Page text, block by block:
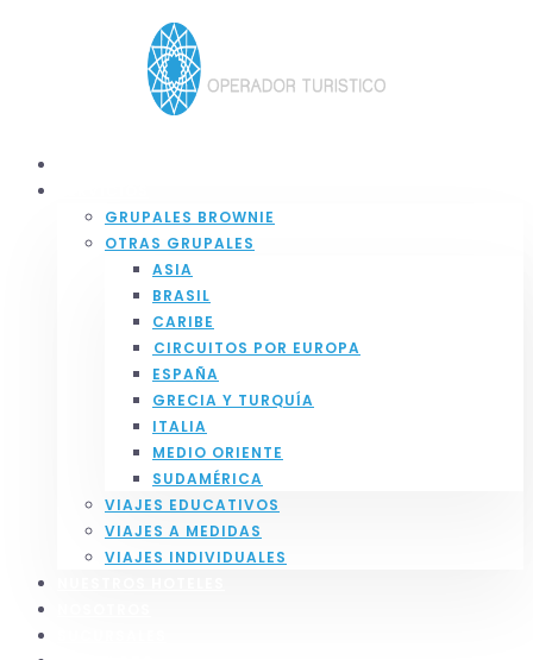
GRUPALES BROWNIE
OTRAS GRUPALES
ASIA
BRASIL
CARIBE
⁠CIRCUITOS POR EUROPA
ESPAÑA
GRECIA Y TURQUÍA
ITALIA
MEDIO ORIENTE
SUDAMÉRICA
VIAJES EDUCATIVOS
VIAJES A MEDIDAS
VIAJES INDIVIDUALES